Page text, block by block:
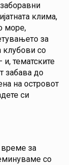
клима,
море,
за
клубови со
тематските
забава до
на островот
си
време за
со